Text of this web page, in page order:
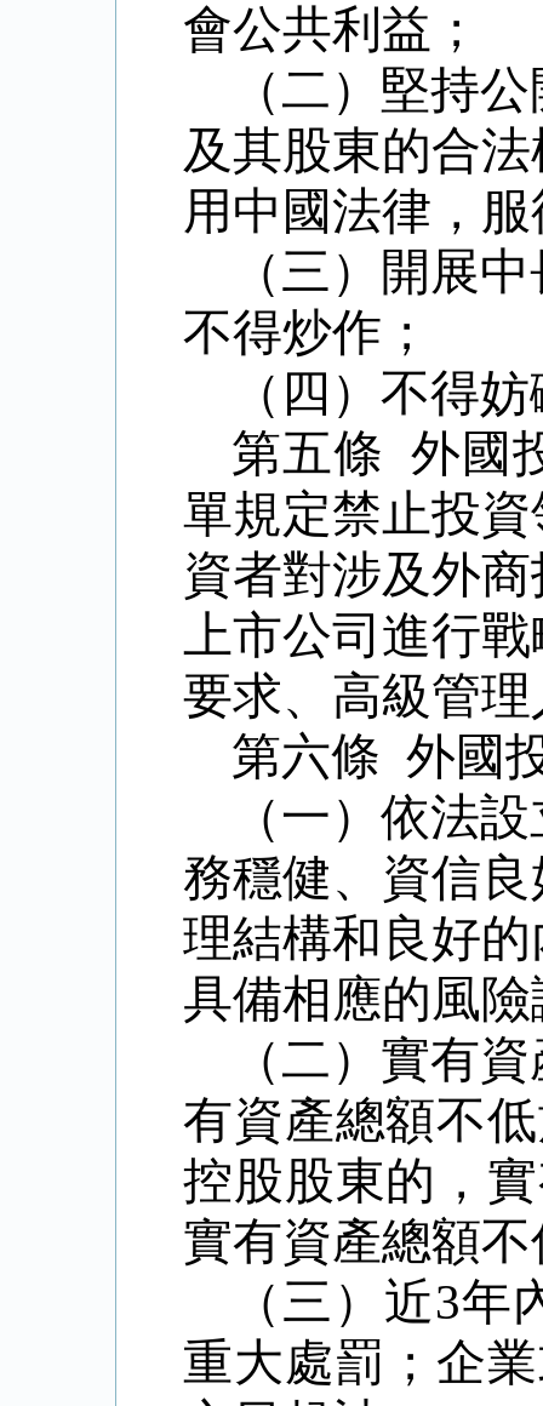
會公共利益；
（二）堅持
及其股東的合
用中國法律，
（三）開展
不得炒作；
（四）不得
第五條 外國
單規定禁止投
資者對涉及外
上市公司進行
要求、高級管
第六條 外國
（一）依法
務穩健、資信
理結構和良好
具備相應的風
（二）實有
有資產總額不
控股股東的，
實有資產總額
（三）近3
重大處罰；企